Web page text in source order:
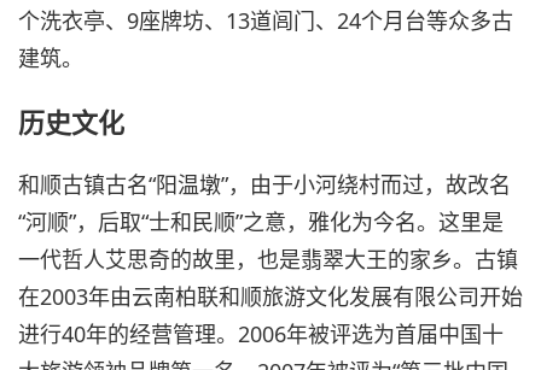
个洗衣亭、9座牌坊、13道闾门、24个月台等众多古
建筑。
历史文化
和顺古镇古名“阳温墩”，由于小河绕村而过，故改名
“河顺”，后取“士和民顺”之意，雅化为今名。这里是
一代哲人艾思奇的故里，也是翡翠大王的家乡。古镇
在2003年由云南柏联和顺旅游文化发展有限公司开始
进行40年的经营管理。2006年被评选为首届中国十